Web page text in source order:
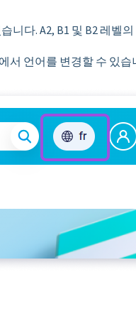
니다. A2, B1 및 B2 레벨
서 언어를 변경할 수 있습